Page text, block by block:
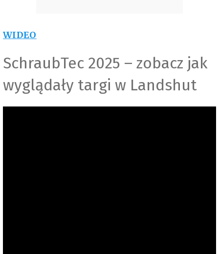
WIDEO
SchraubTec 2025 – zobacz jak
wyglądały targi w Landshut